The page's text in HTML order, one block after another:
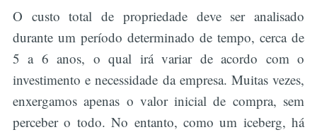
O custo total de propriedade deve ser analisado
durante um período determinado de tempo, cerca de
5 a 6 anos, o qual irá variar de acordo com o
investimento e necessidade da empresa. Muitas vezes,
enxergamos apenas o valor inicial de compra, sem
perceber o todo. No entanto, como um iceberg, há